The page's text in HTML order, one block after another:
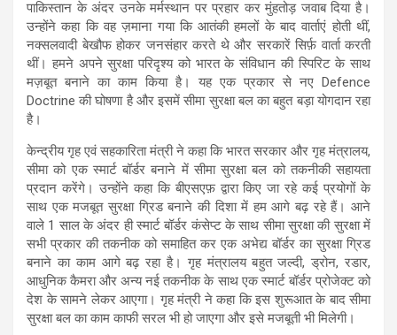
पाकिस्तान के अंदर उनके मर्मस्थान पर प्रहार कर मुंहतोड़ जवाब दिया है।
उन्होंने कहा कि वह ज़माना गया कि आतंकी हमलों के बाद वार्ताएं होती थीं,
नक्सलवादी बेखौफ होकर जनसंहार करते थे और सरकारें सिर्फ़ वार्ता करती
थीं। हमने अपने सुरक्षा परिदृश्य को भारत के संविधान की स्पिरिट के साथ
मज़बूत बनाने का काम किया है। यह एक प्रकार से नए Defence
Doctrine की घोषणा है और इसमें सीमा सुरक्षा बल का बहुत बड़ा योगदान रहा
है।
केन्द्रीय गृह एवं सहकारिता मंत्री ने कहा कि भारत सरकार और गृह मंत्रालय,
सीमा को एक स्मार्ट बॉर्डर बनाने में सीमा सुरक्षा बल को तकनीकी सहायता
प्रदान करेंगे। उन्होंने कहा कि बीएसएफ़ द्वारा किए जा रहे कई प्रयोगों के
साथ एक मजबूत सुरक्षा ग्रिड बनाने की दिशा में हम आगे बढ़ रहे हैं। आने
वाले 1 साल के अंदर ही स्मार्ट बॉर्डर कंसेप्ट के साथ सीमा सुरक्षा की सुरक्षा में
सभी प्रकार की तकनीक को समाहित कर एक अभेद्य बॉर्डर का सुरक्षा ग्रिड
बनाने का काम आगे बढ़ रहा है। गृह मंत्रालय बहुत जल्दी, ड्रोन, रडार,
आधुनिक कैमरा और अन्य नई तकनीक के साथ एक स्मार्ट बॉर्डर प्रोजेक्ट को
देश के सामने लेकर आएगा। गृह मंत्री ने कहा कि इस शुरूआत के बाद सीमा
सुरक्षा बल का काम काफी सरल भी हो जाएगा और इसे मजबूती भी मिलेगी।